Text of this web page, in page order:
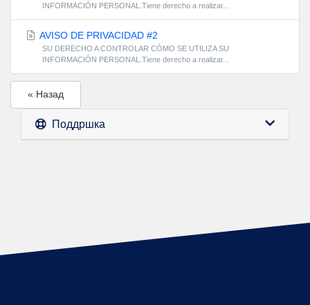
INFORMACIÓN PERSONAL.Tiene derecho a realizar...
AVISO DE PRIVACIDAD #2
SU DERECHO A CONTROLAR CÓMO SE UTILIZA SU
INFORMACIÓN PERSONAL.Tiene derecho a realizar...
« Назад
Поддршка